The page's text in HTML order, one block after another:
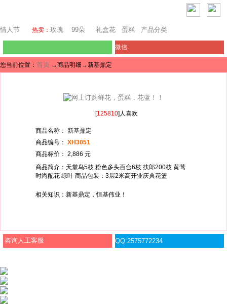
情人节 热卖： 玫瑰 99朵 礼盒花 蛋糕 产品分类
微信:
您当前位置： 首页 →商品明细→新基鼎定
[125810]人喜欢
商品名称： 新基鼎定
商品编号： XH3051
商品标价： 2,886 元
商品简介：天堂鸟5枝 粉色多头百合6枝 扶郎200枝 黄莺
时尚配花 绿叶 商品包装：3层2米高开业庆典花篮
相关知识：新基鼎定，恒基伟业！
咨询人工客服 QQ:2575772234